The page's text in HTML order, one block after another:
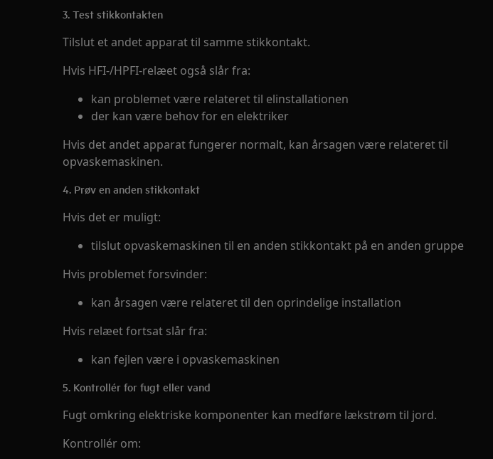
3. Test stikkontakten
Tilslut et andet apparat til samme stikkontakt.
Hvis HFI-/HPFI-relæet også slår fra:
kan problemet være relateret til elinstallationen
der kan være behov for en elektriker
Hvis det andet apparat fungerer normalt, kan årsagen være relateret til
opvaskemaskinen.
4. Prøv en anden stikkontakt
Hvis det er muligt:
tilslut opvaskemaskinen til en anden stikkontakt på en anden gruppe
Hvis problemet forsvinder:
kan årsagen være relateret til den oprindelige installation
Hvis relæet fortsat slår fra:
kan fejlen være i opvaskemaskinen
5. Kontrollér for fugt eller vand
Fugt omkring elektriske komponenter kan medføre lækstrøm til jord.
Kontrollér om: